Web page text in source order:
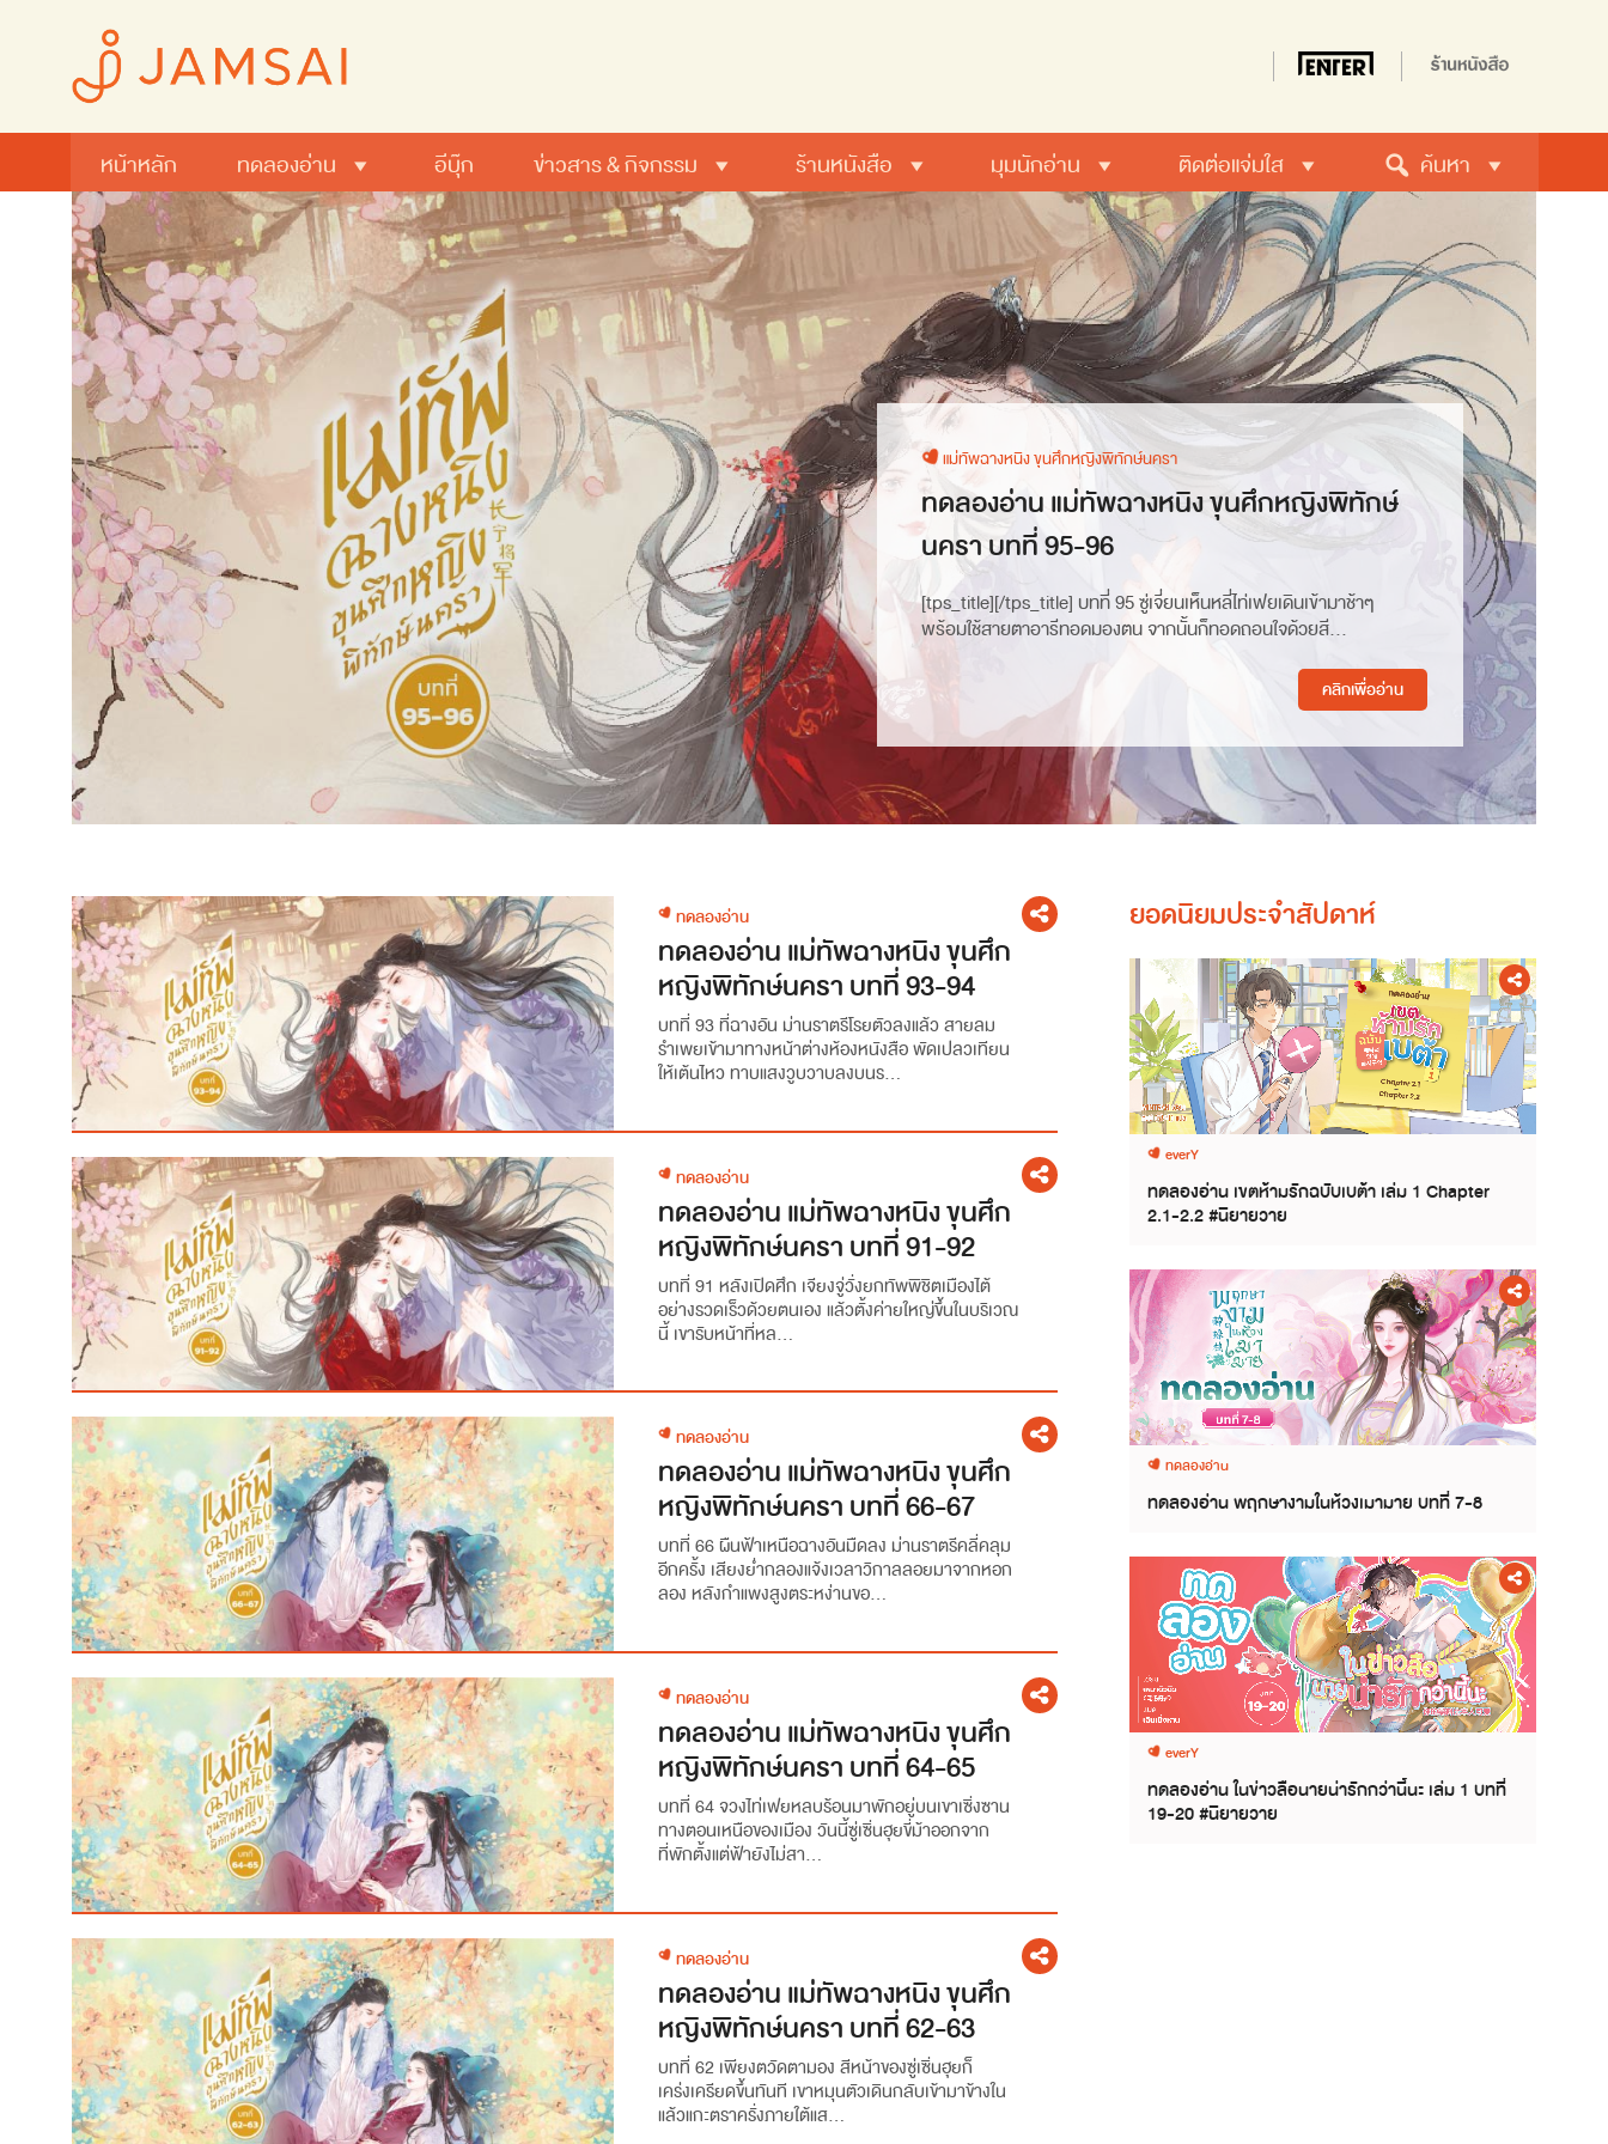
หน้าหลัก ทดลองอ่าน อีบุ๊ก ข่าวสาร & กิจกรรม ร้านหนังสือ มุมนักอ่าน ติดต่อแจ่มใส ค้นหา
แม่ทัพฉางหนิง ขุนศึกหญิงพิทักษ์นครา
ทดลองอ่าน แม่ทัพฉางหนิง ขุนศึกหญิงพิทักษ์
นครา บทที่ 95-96
[tps_title][/tps_title] บทที่ 95 ซู่เจี่ยนเห็นหลี่ไท่เฟยเดินเข้ามาช้าๆ
พร้อมใช้สายตาอารีทอดมองตน จากนั้นก็ทอดถอนใจด้วยสี...
คลิกเพื่ออ่าน
ทดลองอ่าน
ทดลองอ่าน แม่ทัพฉางหนิง ขุนศึก
หญิงพิทักษ์นครา บทที่ 93-94
บทที่ 93 ที่ฉางอัน ม่านราตรีโรยตัวลงแล้ว สายลม
รำเพยเข้ามาทางหน้าต่างห้องหนังสือ พัดเปลวเทียน
ให้เต้นไหว ทาบแสงวูบวาบลงบนร...
ทดลองอ่าน
ทดลองอ่าน แม่ทัพฉางหนิง ขุนศึก
หญิงพิทักษ์นครา บทที่ 91-92
บทที่ 91 หลังเปิดศึก เจียงจู่วั่งยกทัพพิชิตเมืองไต้
อย่างรวดเร็วด้วยตนเอง แล้วตั้งค่ายใหญ่ขึ้นในบริเวณ
นี้ เขารับหน้าที่หล...
ทดลองอ่าน
ทดลองอ่าน แม่ทัพฉางหนิง ขุนศึก
หญิงพิทักษ์นครา บทที่ 66-67
บทที่ 66 ผืนฟ้าเหนือฉางอันมืดลง ม่านราตรีคลี่คลุม
อีกครั้ง เสียงย่ำกลองแจ้งเวลาวิกาลลอยมาจากหอก
ลอง หลังกำแพงสูงตระหง่านขอ...
ทดลองอ่าน
ทดลองอ่าน แม่ทัพฉางหนิง ขุนศึก
หญิงพิทักษ์นครา บทที่ 64-65
บทที่ 64 จวงไท่เฟยหลบร้อนมาพักอยู่บนเขาเซิ่งซาน
ทางตอนเหนือของเมือง วันนี้ซู่เซิ่นฮุยขี่ม้าออกจาก
ที่พักตั้งแต่ฟ้ายังไม่สา...
ทดลองอ่าน
ทดลองอ่าน แม่ทัพฉางหนิง ขุนศึก
หญิงพิทักษ์นครา บทที่ 62-63
บทที่ 62 เพียงตวัดตามอง สีหน้าของซู่เซิ่นฮุยก็
เคร่งเครียดขึ้นทันที เขาหมุนตัวเดินกลับเข้ามาข้างใน
แล้วแกะตราครั่งภายใต้แส...
ยอดนิยมประจำสัปดาห์
everY
ทดลองอ่าน เขตห้ามรักฉบับเบต้า เล่ม 1 Chapter
2.1-2.2 #นิยายวาย
ทดลองอ่าน
ทดลองอ่าน พฤกษางามในห้วงเมามาย บทที่ 7-8
everY
ทดลองอ่าน ในข่าวลือนายน่ารักกว่านี้นะ เล่ม 1 บทที่
19-20 #นิยายวาย